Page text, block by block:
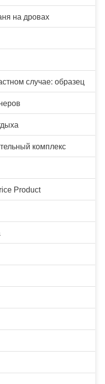
на дровах
случае: образец
комплекс
Product